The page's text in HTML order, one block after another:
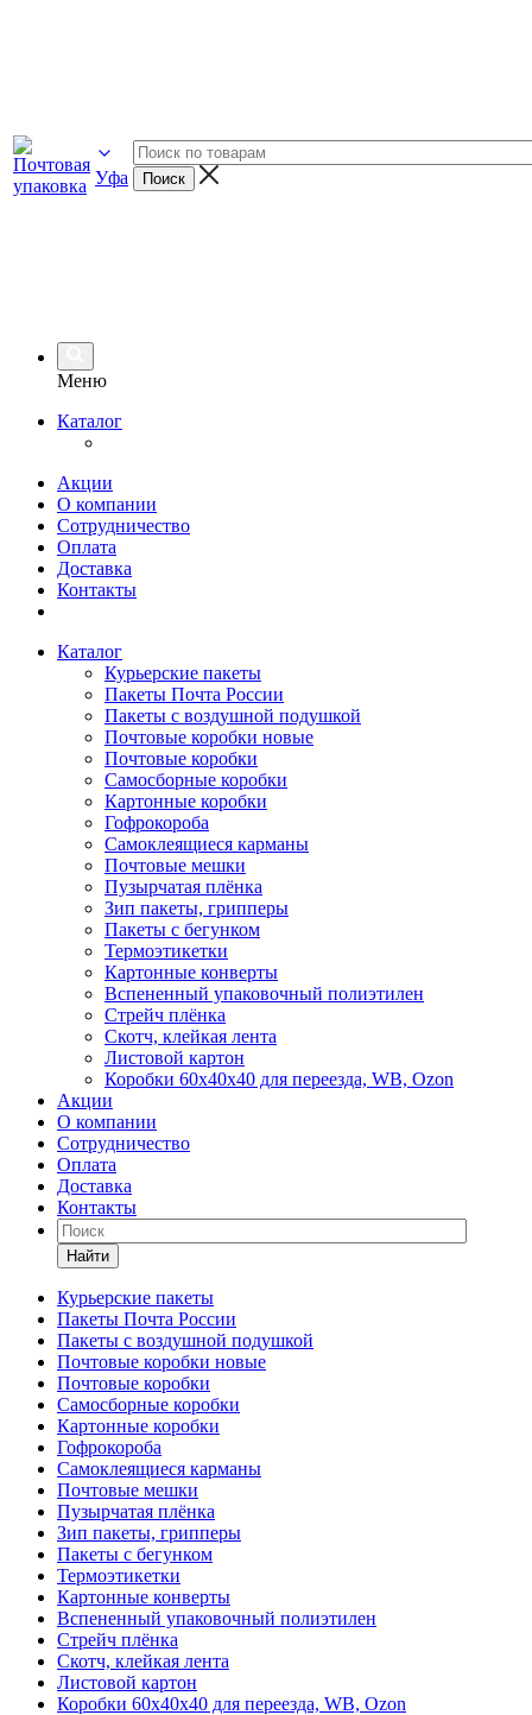
Уфа
Меню
Каталог
Акции
О компании
Сотрудничество
Оплата
Доставка
Контакты
Каталог
Курьерские пакеты
Пакеты Почта России
Пакеты с воздушной подушкой
Почтовые коробки новые
Почтовые коробки
Самосборные коробки
Картонные коробки
Гофрокороба
Самоклеящиеся карманы
Почтовые мешки
Пузырчатая плёнка
Зип пакеты, грипперы
Пакеты с бегунком
Термоэтикетки
Картонные конверты
Вспененный упаковочный полиэтилен
Стрейч плёнка
Скотч, клейкая лента
Листовой картон
Коробки 60х40х40 для переезда, WB, Ozon
Акции
О компании
Сотрудничество
Оплата
Доставка
Контакты
Найти
Курьерские пакеты
Пакеты Почта России
Пакеты с воздушной подушкой
Почтовые коробки новые
Почтовые коробки
Самосборные коробки
Картонные коробки
Гофрокороба
Самоклеящиеся карманы
Почтовые мешки
Пузырчатая плёнка
Зип пакеты, грипперы
Пакеты с бегунком
Термоэтикетки
Картонные конверты
Вспененный упаковочный полиэтилен
Стрейч плёнка
Скотч, клейкая лента
Листовой картон
Коробки 60х40х40 для переезда, WB, Ozon